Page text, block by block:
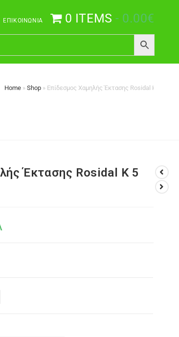
ΕΠΙΚΟΙΝΩΝΊΑ 0 ITEMS 0.00€
Home» Shop» Επίδεσμος Χαμηλής Έκτασης Rosidal K 5 μέτρα
Έκτασης Rosidal K 5